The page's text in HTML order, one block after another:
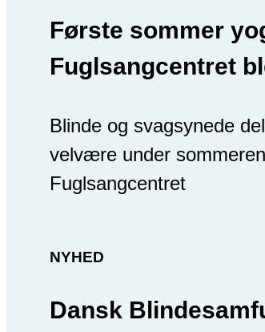
Første sommer
Fuglsangcentret
Blinde og svagsynede
velvære under
Fuglsangcentret
NYHED
Dansk